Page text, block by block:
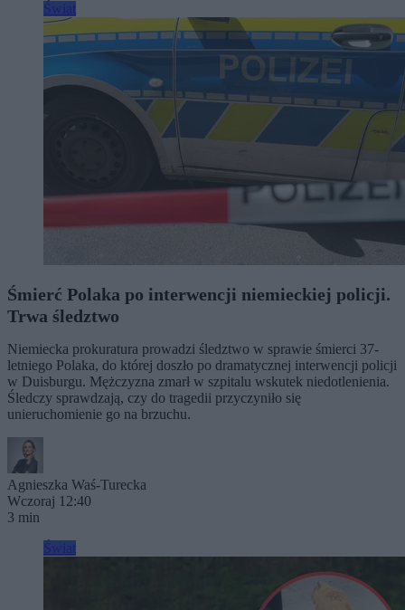
Śmierć Polaka po interwencji niemieckiej policji.
Trwa śledztwo
Niemiecka prokuratura prowadzi śledztwo w sprawie śmierci 37-
letniego Polaka, do której doszło po dramatycznej interwencji policji
w Duisburgu. Mężczyzna zmarł w szpitalu wskutek niedotlenienia.
Śledczy sprawdzają, czy do tragedii przyczyniło się
unieruchomienie go na brzuchu.
Agnieszka Waś-Turecka
Wczoraj 12:40
3 min